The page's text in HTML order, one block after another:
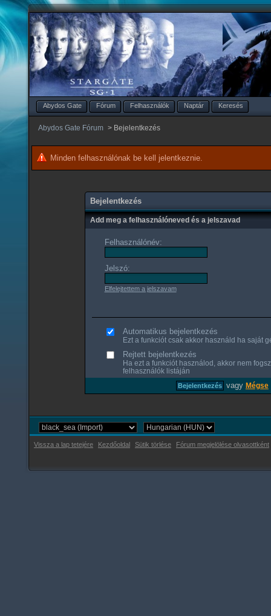
Abydos Gate Fórum Felhasználók Naptár Keresés
Abydos Gate Fórum > Bejelentkezés
Minden felhasználónak be kell jelentkeznie.
Bejelentkezés
Add meg a felhasználóneved és a jelszavad
Felhasználónév:
Jelszó:
Elfelejtettem a jelszavam
Automatikus bejelentkezés
Ezt a funkciót csak akkor használd ha saját
Rejtett bejelentkezés
Ha ezt a funkciót használod, akkor nem
felhasználók listáján
vagy Mégse
Vissza a lap tetejére Kezdőoldal Sütik törlése Fórum megjelölése olvasottként